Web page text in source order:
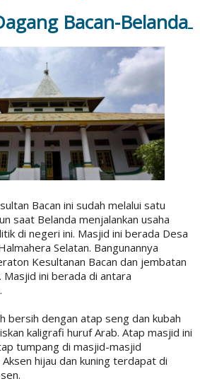
Bacan-Belanda
Bacan ini sudah melalui satu
saat Belanda menjalankan usaha
di negeri ini. Masjid ini berada Desa
Selatan. Bangunannya
Kesultanan Bacan dan jembatan
Masjid ini berada di antara
bersih dengan atap seng dan kubah
kaligrafi huruf Arab. Atap masjid ini
tumpang di masjid-masjid
hijau dan kuning terdapat di